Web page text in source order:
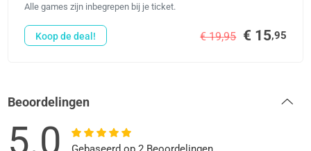
Alle games zijn inbegrepen bij je ticket.
€ 19,95 € 15,95
Koop de deal!
Beoordelingen
5.0